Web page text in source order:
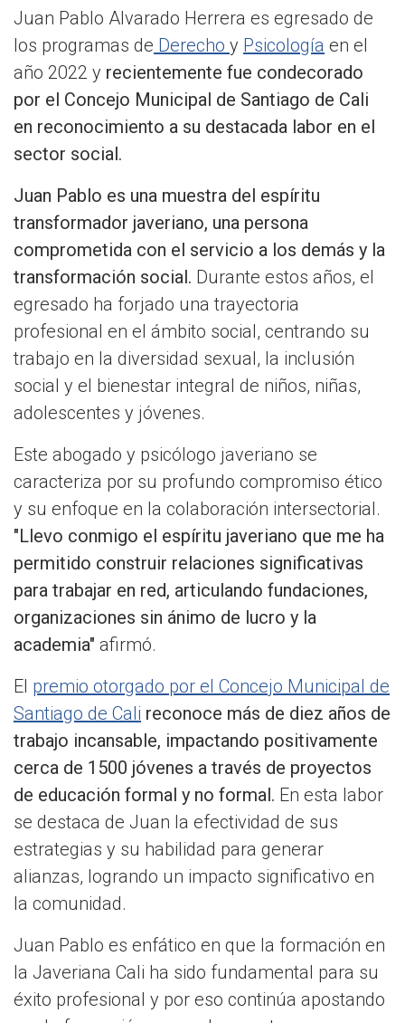
Juan Pablo Alvarado Herrera es egresado de
los programas de Derecho y Psicología en el
año 2022 y recientemente fue condecorado
por el Concejo Municipal de Santiago de Cali
en reconocimiento a su destacada labor en el
sector social.
Juan Pablo es una muestra del espíritu
transformador javeriano, una persona
comprometida con el servicio a los demás y la
transformación social. Durante estos años, el
egresado ha forjado una trayectoria
profesional en el ámbito social, centrando su
trabajo en la diversidad sexual, la inclusión
social y el bienestar integral de niños, niñas,
adolescentes y jóvenes.
Este abogado y psicólogo javeriano se
caracteriza por su profundo compromiso ético
y su enfoque en la colaboración intersectorial.
"Llevo conmigo el espíritu javeriano que me ha
permitido construir relaciones significativas
para trabajar en red, articulando fundaciones,
organizaciones sin ánimo de lucro y la
academia" afirmó.
El premio otorgado por el Concejo Municipal de
Santiago de Cali reconoce más de diez años de
trabajo incansable, impactando positivamente
cerca de 1500 jóvenes a través de proyectos
de educación formal y no formal. En esta labor
se destaca de Juan la efectividad de sus
estrategias y su habilidad para generar
alianzas, logrando un impacto significativo en
la comunidad.
Juan Pablo es enfático en que la formación en
la Javeriana Cali ha sido fundamental para su
éxito profesional y por eso continúa apostando